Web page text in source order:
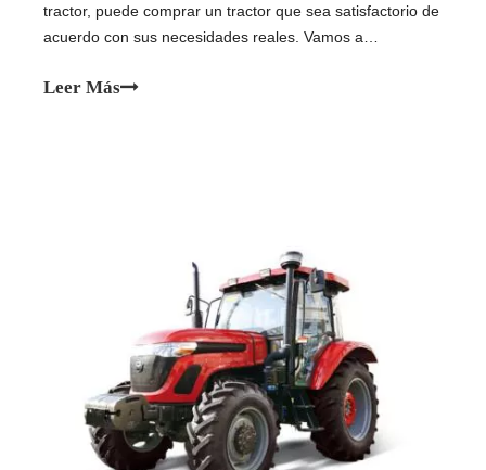
tractor, puede comprar un tractor que sea satisfactorio de
acuerdo con sus necesidades reales. Vamos a
fuerza, elección del fabricante del motor. Según el trabajo
Leer Más